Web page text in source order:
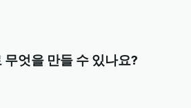
엇을 만들 수 있나요?